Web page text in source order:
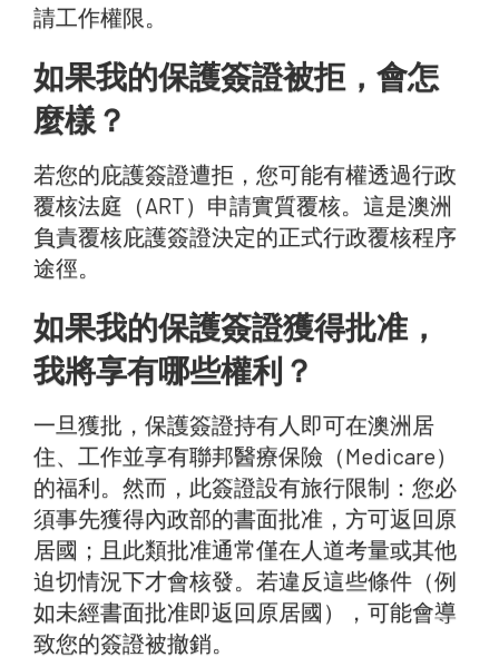
請工作權限。
如果我的保護簽證被拒，會怎
麼樣？
若您的庇護簽證遭拒，您可能有權透過行政
覆核法庭（ART）申請實質覆核。這是澳洲
負責覆核庇護簽證決定的正式行政覆核程序
途徑。
如果我的保護簽證獲得批准，
我將享有哪些權利？
一旦獲批，保護簽證持有人即可在澳洲居
住、工作並享有聯邦醫療保險（Medicare）
的福利。然而，此簽證設有旅行限制：您必
須事先獲得內政部的書面批准，方可返回原
居國；且此類批准通常僅在人道考量或其他
迫切情況下才會核發。若違反這些條件（例
如未經書面批准即返回原居國），可能會導
致您的簽證被撤銷。